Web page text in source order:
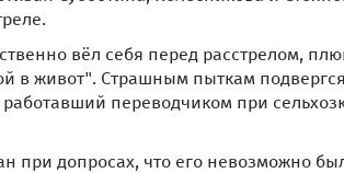
вёл себя перед расстрелом,
в живот". Страшным пыткам
переводчиком при
при допросах, что его невозможно